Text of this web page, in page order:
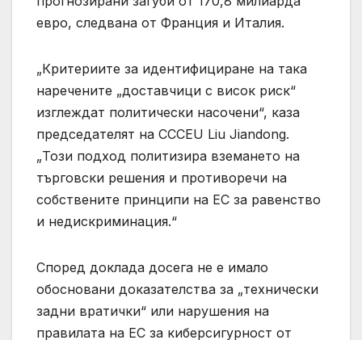
евро, следвана от Франция и Италия.
„Критериите за идентифициране на така
наречените „доставчици с висок риск“
изглеждат политически насочени“, каза
председателят на CCCEU Liu Jiandong.
„Този ​​подход политизира вземането на
търговски решения и противоречи на
собствените принципи на ЕС за равенство
и недискриминация.“
Според доклада досега не е имало
обосновани доказателства за „технически
задни вратички“ или нарушения на
правилата на ЕС за киберсигурност от